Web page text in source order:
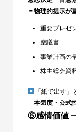
＝物理的提示が
重要プレゼ
稟議書
事業計画の
株主総会資
「紙で出す」
本気度・公式
⑥感情価値